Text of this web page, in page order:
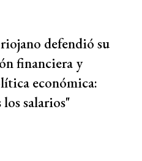
defendió su
financiera y
económica:
salarios"